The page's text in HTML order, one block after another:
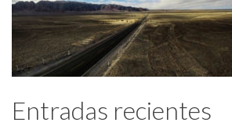
Entradas recientes